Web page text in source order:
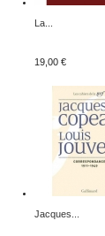
La...
19,00 €
Jacques...